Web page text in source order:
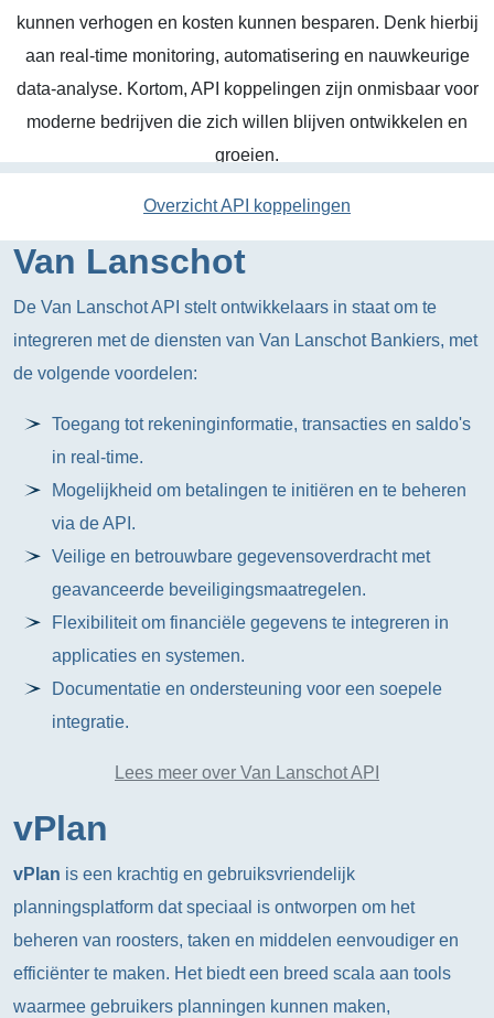
kunnen verhogen en kosten kunnen besparen. Denk hierbij
aan real-time monitoring, automatisering en nauwkeurige
data-analyse. Kortom, API koppelingen zijn onmisbaar voor
moderne bedrijven die zich willen blijven ontwikkelen en
groeien.
Overzicht API koppelingen
Van Lanschot
De Van Lanschot API stelt ontwikkelaars in staat om te
integreren met de diensten van Van Lanschot Bankiers, met
de volgende voordelen:
Toegang tot rekeninginformatie, transacties en saldo's
in real-time.
Mogelijkheid om betalingen te initiëren en te beheren
via de API.
Veilige en betrouwbare gegevensoverdracht met
geavanceerde beveiligingsmaatregelen.
Flexibiliteit om financiële gegevens te integreren in
applicaties en systemen.
Documentatie en ondersteuning voor een soepele
integratie.
Lees meer over Van Lanschot API
vPlan
vPlan is een krachtig en gebruiksvriendelijk
planningsplatform dat speciaal is ontworpen om het
beheren van roosters, taken en middelen eenvoudiger en
efficiënter te maken. Het biedt een breed scala aan tools
waarmee gebruikers planningen kunnen maken,